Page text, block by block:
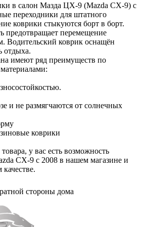
в салон Мазда ЦХ-9 (Mazda CX-9) с
переходники для штатного
коврики стыкуются борт в борт.
предотвращает перемещение
Водительский коврик оснащён
отдыха.
имеют ряд преимуществ по
и не размягчаются от солнечных
коврики
у вас есть возможность
CX-9 с 2008 в нашем магазине и